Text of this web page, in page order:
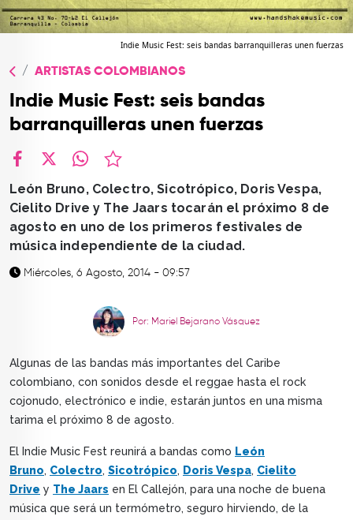
TOP
CONTACTO
Indie Music Fest: seis bandas barranquilleras unen fuerzas
ARTISTAS COLOMBIANOS
Indie Music Fest: seis bandas
barranquilleras unen fuerzas
León Bruno, Colectro, Sicotrópico, Doris Vespa,
Cielito Drive y The Jaars tocarán el próximo 8 de
agosto en uno de los primeros festivales de
música independiente de la ciudad.
Miércoles, 6 Agosto, 2014 - 09:57
Por: Mariel Bejarano Vásquez
Algunas de las bandas más importantes del Caribe
colombiano, con sonidos desde el reggae hasta el rock
cojonudo, electrónico e indie, estarán juntos en una misma
tarima el próximo 8 de agosto.
El Indie Music Fest reunirá a bandas como León
Bruno, Colectro, Sicotrópico, Doris Vespa, Cielito
Drive y The Jaars en El Callejón, para una noche de buena
música que será un termómetro, seguro hirviendo, de la